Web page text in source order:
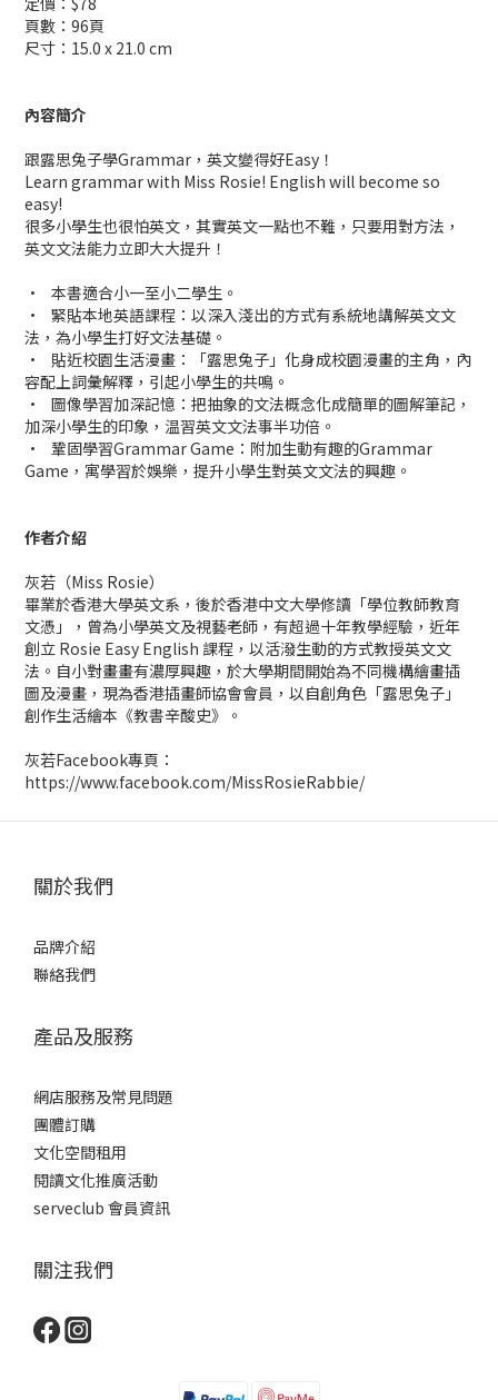
頁數：96頁
尺寸：15.0 x 21.0 cm
內容簡介
跟露思兔子學Grammar，英文變得好Easy！
Learn grammar with Miss Rosie! English will become so
easy!
很多小學生也很怕英文，其實英文一點也不難，只要用對方法，
英文文法能力立即大大提升！
•
本書適合小一至小二學生。
•
緊貼本地英語課程：以深入淺出的方式有系統地講解英文文
法，為小學生打好文法基礎。
•
貼近校園生活漫畫：「露思兔子」化身成校園漫畫的主角，內
容配上詞彙解釋，引起小學生的共鳴。
•
圖像學習加深記憶：把抽象的文法概念化成簡單的圖解筆記，
加深小學生的印象，温習英文文法事半功倍。
•
鞏固學習Grammar Game：附加生動有趣的Grammar
Game，寓學習於娛樂，提升小學生對英文文法的興趣。
作者介紹
灰若（Miss Rosie）
畢業於香港大學英文系，後於香港中文大學修讀「學位教師教育
文憑」，曾為小學英文及視藝老師，有超過十年教學經驗，近年
創立 Rosie Easy English 課程，以活潑生動的方式教授英文文
法。自小對畫畫有濃厚興趣，於大學期間開始為不同機構繪畫插
圖及漫畫，現為香港插畫師協會會員，以自創角色「露思兔子」
創作生活繪本《教書辛酸史》。
灰若Facebook專頁：
https://www.facebook.com/MissRosieRabbie/
關於我們
品牌介紹
聯絡我們
產品及服務
網店服務及常見問題
團體訂購
文化空間租用
閱讀文化推廣活動
serveclub 會員資訊
關注我們